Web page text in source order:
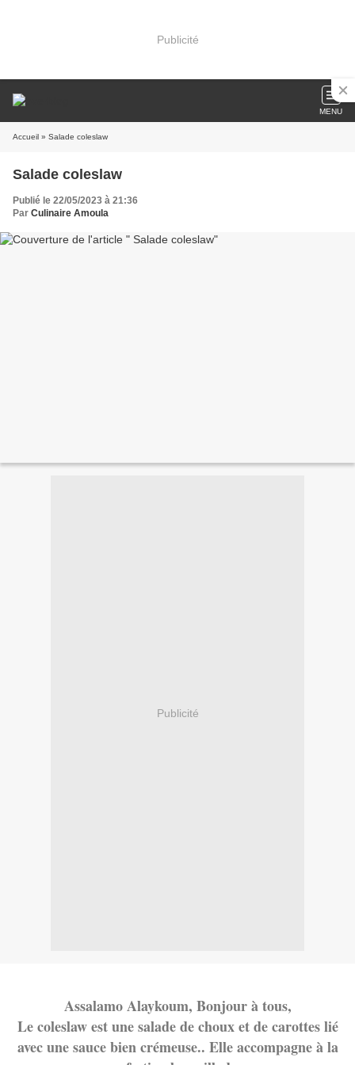
Publicité
MENU
Accueil » Salade coleslaw
Salade coleslaw
Publié le 22/05/2023 à 21:36
Par Culinaire Amoula
Publicité
Assalamo Alaykoum, Bonjour à tous,
Le coleslaw est une salade de choux et de carottes lié
avec une sauce bien crémeuse.. Elle accompagne à la